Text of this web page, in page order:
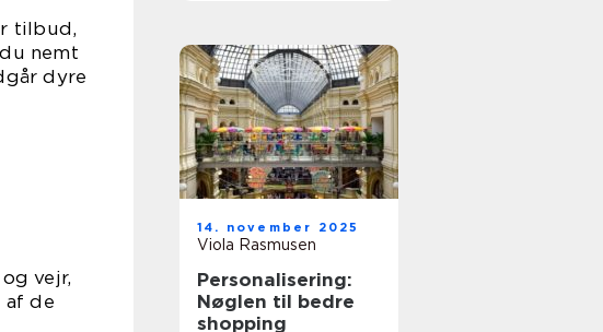
tilbud,
nemt
dyre
vejr,
af de
14. november 2025
Viola Rasmusen
Personalisering:
Nøglen til bedre
shopping